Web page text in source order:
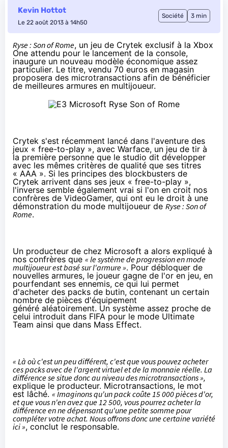
Kevin Hottot
Le 22 août 2013 à 14h50
Société 3 min
Ryse : Son of Rome, un jeu de Crytek exclusif à la Xbox
One attendu pour le lancement de la console,
inaugure un nouveau modèle économique assez
particulier. Le titre, vendu 70 euros en magasin
proposera des microtransactions afin de bénéficier
de meilleures armures en multijoueur.
Crytek s'est récemment lancé dans l'aventure des
jeux « free-to-play », avec Warface, un jeu de tir à
la première personne que le studio dit développer
avec les mêmes critères de qualité que ses titres
« AAA ». Si les principes des blockbusters de
Crytek arrivent dans ses jeux « free-to-play »,
l'inverse semble également vrai si l'on en croit nos
confrères de VideoGamer, qui ont eu le droit à une
démonstration du mode multijoueur de Ryse : Son of
Rome.
Un producteur de chez Microsoft a alors expliqué à
nos confrères que « le système de progression en mode
multijoueur est basé sur l'armure ». Pour débloquer de
nouvelles armures, le joueur gagne de l'or en jeu, en
pourfendant ses ennemis, ce qui lui permet
d'acheter des packs de butin, contenant un certain
nombre de pièces d'équipement
généré aléatoirement. Un système assez proche de
celui introduit dans FIFA pour le mode Ultimate
Team ainsi que dans Mass Effect.
« Là où c'est un peu différent, c'est que vous pouvez acheter
ces packs avec de l'argent virtuel et de la monnaie réelle. La
différence se situe donc au niveau des microtransactions »,
explique le producteur. Microtransactions, le mot
est lâché. « Imaginons qu'un pack coûte 15 000 pièces d'or,
et que vous n'en avez que 12 500, vous pourrez acheter la
différence en ne dépensant qu'une petite somme pour
compléter votre achat. Nous offrons donc une certaine variété
ici », conclut le responsable.